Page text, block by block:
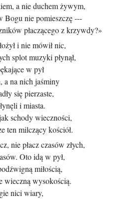
a nie duchem żywym,
Bogu nie pomieszczę ---
płaczącego z krzywdy?»
i nie mówił nic,
splot muzyki płynął,
w pył
a na nich jaśminy
się pierzaste,
i miasta.
schody wieczności,
ten milczący kościół.
nie płacz czasów złych,
Oto idą w pył,
miłością,
wieczną wysokością.
nici wiary,